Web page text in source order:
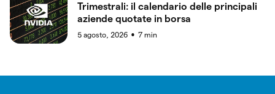
Trimestrali: il calendario delle principali
aziende quotate in borsa
5 agosto, 2026 ● 7 min